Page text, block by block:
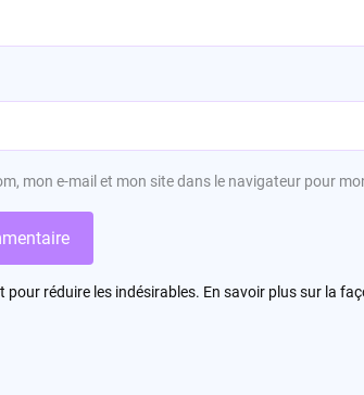
mon e-mail et mon site dans le navigateur pour
pour réduire les indésirables. En savoir plus sur la